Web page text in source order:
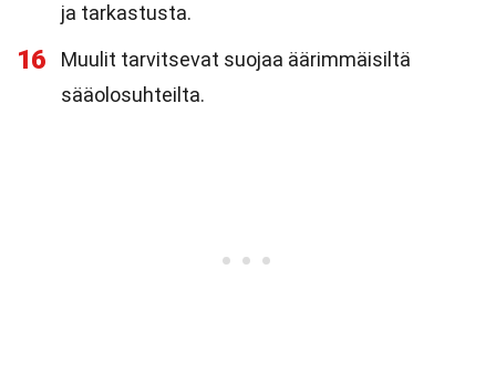
ja tarkastusta.
16
Muulit tarvitsevat suojaa äärimmäisiltä
sääolosuhteilta.